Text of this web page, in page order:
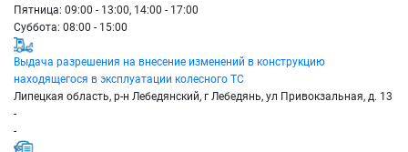
Пятница: 09:00 - 13:00, 14:00 - 17:00
Суббота: 08:00 - 15:00
Выдача разрешения на внесение изменений в конструкцию
находящегося в эксплуатации колесного ТС
Липецкая область, р-н Лебедянский, г Лебедянь, ул Привокзальная, д. 13
-
-